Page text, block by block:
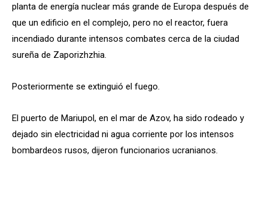
planta de energía nuclear más grande de Europa después de
que un edificio en el complejo, pero no el reactor, fuera
incendiado durante intensos combates cerca de la ciudad
sureña de Zaporizhzhia.
Posteriormente se extinguió el fuego.
El puerto de Mariupol, en el mar de Azov, ha sido rodeado y
dejado sin electricidad ni agua corriente por los intensos
bombardeos rusos, dijeron funcionarios ucranianos.